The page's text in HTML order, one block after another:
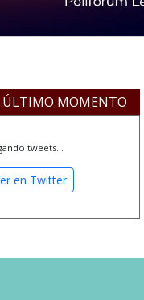
ÚLTIMO MOMENTO
tweets...
en Twitter